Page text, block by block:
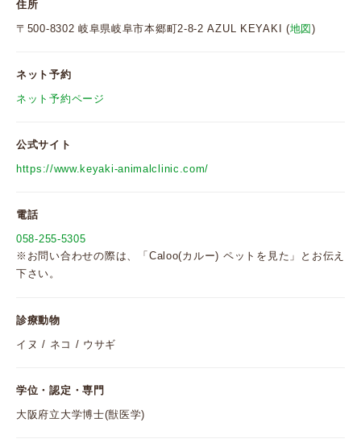
住所
〒500-8302 岐阜県岐阜市本郷町2-8-2 AZUL KEYAKI (地図)
ネット予約
ネット予約ページ
公式サイト
https://www.keyaki-animalclinic.com/
電話
058-255-5305
※お問い合わせの際は、「Caloo(カルー) ペットを見た」とお伝え
下さい。
診療動物
イヌ / ネコ / ウサギ
学位・認定・専門
大阪府立大学博士(獣医学)